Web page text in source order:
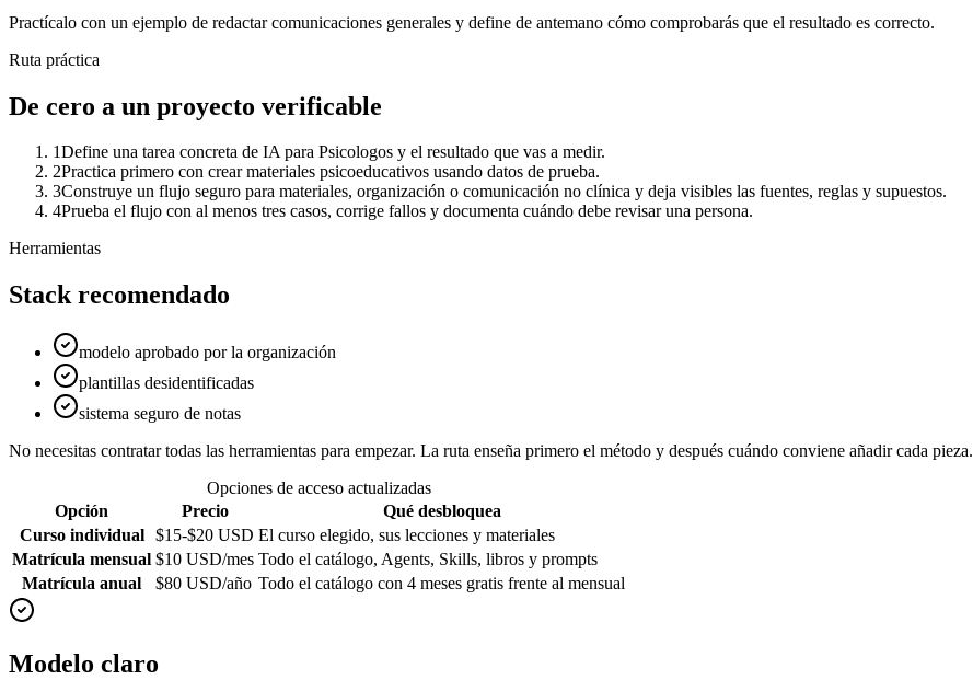
Practícalo con un ejemplo de redactar comunicaciones generales y define de antemano cómo comprobarás que el resultado es correcto.
Ruta práctica
De cero a un proyecto verificable
1Define una tarea concreta de IA para Psicologos y el resultado que vas a medir.
2Practica primero con crear materiales psicoeducativos usando datos de prueba.
3Construye un flujo seguro para materiales, organización o comunicación no clínica y deja visibles las fuentes, reglas y supuestos.
4Prueba el flujo con al menos tres casos, corrige fallos y documenta cuándo debe revisar una persona.
Herramientas
Stack recomendado
modelo aprobado por la organización
plantillas desidentificadas
sistema seguro de notas
No necesitas contratar todas las herramientas para empezar. La ruta enseña primero el método y después cuándo conviene añadir cada pieza.
Opciones de acceso actualizadas
Opción
Precio
Qué desbloquea
Curso individual
$15-$20 USD El curso elegido, sus lecciones y materiales
Matrícula mensual $10 USD/mes Todo el catálogo, Agents, Skills, libros y prompts
Matrícula anual
$80 USD/año Todo el catálogo con 4 meses gratis frente al mensual
Modelo claro